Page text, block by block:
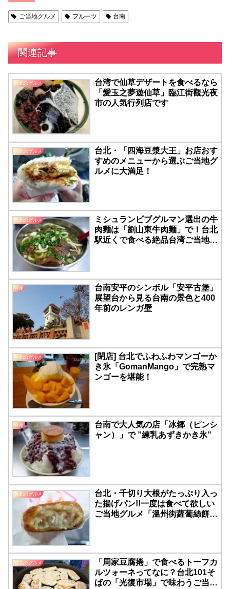
ご当地グルメ フルーツ 台南
関連記事
台北のグルメ
台湾で仙草デザートを食べるなら
「愛玉之夢遊仙草」臨江街觀光夜
市の人気行列店です
台北のグルメ
台北・「四海豆漿大王」お店おす
すめのメニューから選ぶご当地グ
ルメに大満足！
台北のグルメ
ミシュランビブグルマン選出の牛
肉麺は「劉山東牛肉麺」で！台北
駅近くで食べる絶品台湾ご当地グ
台南
台南安平のシンボル「安平古堡」
展望台から見る台南の景色と400
年前のレンガ壁
台北のグルメ
[閉店] 台北でふわふわマンゴーか
き氷「GomanMango」で完熟マ
ンゴーを堪能！
台南
台南で大人気の店「冰郷（ピンシ
ャン）」で ”練乳あずきかき氷”
台北のグルメ
台北・千切り大根がたっぷり入っ
た揚げパン!!一度は食べて欲しい
ご当地グルメ「溫州街蘿蔔絲餅達
台北のグルメ
「周家豆腐捲」で食べるトーフカ
ルツォーネってなに？台北101そ
ばの「光復市場」で味わうご当地